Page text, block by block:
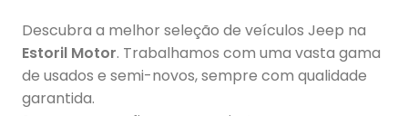
Descubra a melhor seleção de veículos Jeep na
Estoril Motor. Trabalhamos com uma vasta gama
de usados e semi-novos, sempre com qualidade
garantida.